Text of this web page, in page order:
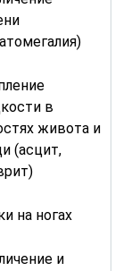
в
живота и
(асцит,
на ногах
и